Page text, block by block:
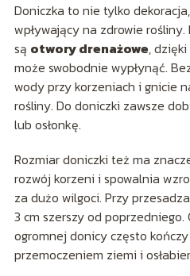
Doniczka to nie tylko
wpływający na zdrowie
są otwory drenażowe,
może swobodnie wypłynąć.
wody przy korzeniach i gnicie
rośliny. Do doniczki zawsze
lub osłonkę.
Rozmiar doniczki też ma
rozwój korzeni i spowalnia
za dużo wilgoci. Przy
3 cm szerszy od poprzedniego.
ogromnej donicy często
przemoczeniem ziemi i